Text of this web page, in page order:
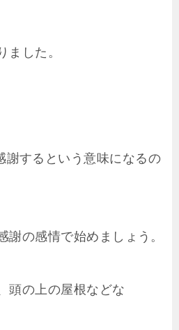
ました。
するという意味になるの
謝の感情で始めましょう。
頭の上の屋根などな